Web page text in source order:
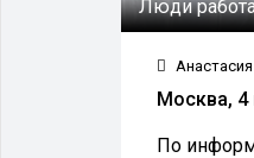
Люди
Москва, 4
По